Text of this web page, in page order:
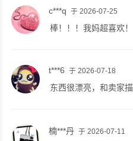
c***q 于 2026-07-25
棒！！！我妈超喜欢
t***6 于 2026-07-18
东西很漂亮，和卖家
楠***丹 于 2026-07-11